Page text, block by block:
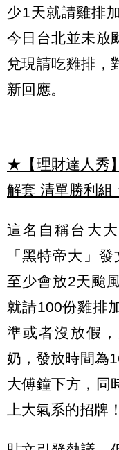
少1天就請雞排
今日台北並未放
兌現請吃雞排，
新回應。
★【理財達人秀
解套 清單勝利組
這名自稱台大
「黑特帝大」
至少會放2天颱
就請100份雞排
準或者沒放假
奶，發放時間為
大傅鐘下方，同
上大氣系的招牌